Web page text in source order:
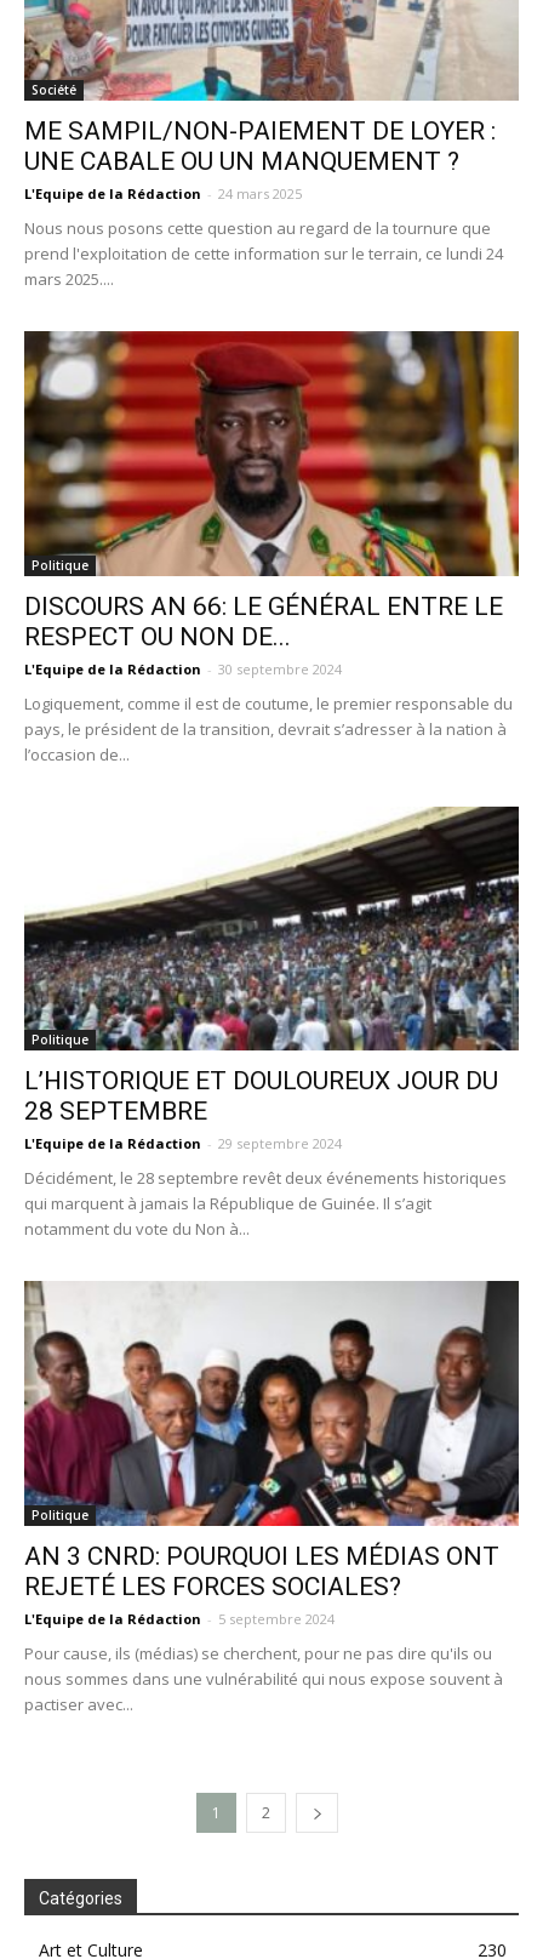
Société
ME SAMPIL/NON-PAIEMENT DE LOYER :
UNE CABALE OU UN MANQUEMENT ?
L'Equipe de la Rédaction - 24 mars 2025
Nous nous posons cette question au regard de la tournure que
prend l'exploitation de cette information sur le terrain, ce lundi 24
mars 2025....
Politique
DISCOURS AN 66: LE GÉNÉRAL ENTRE LE
RESPECT OU NON DE...
L'Equipe de la Rédaction - 30 septembre 2024
Logiquement, comme il est de coutume, le premier responsable du
pays, le président de la transition, devrait s’adresser à la nation à
l’occasion de...
Politique
L’HISTORIQUE ET DOULOUREUX JOUR DU
28 SEPTEMBRE
L'Equipe de la Rédaction - 29 septembre 2024
Décidément, le 28 septembre revêt deux événements historiques
qui marquent à jamais la République de Guinée. Il s’agit
notamment du vote du Non à...
Politique
AN 3 CNRD: POURQUOI LES MÉDIAS ONT
REJETÉ LES FORCES SOCIALES?
L'Equipe de la Rédaction - 5 septembre 2024
Pour cause, ils (médias) se cherchent, pour ne pas dire qu'ils ou
nous sommes dans une vulnérabilité qui nous expose souvent à
pactiser avec...
1 2
Catégories
Art et Culture
230